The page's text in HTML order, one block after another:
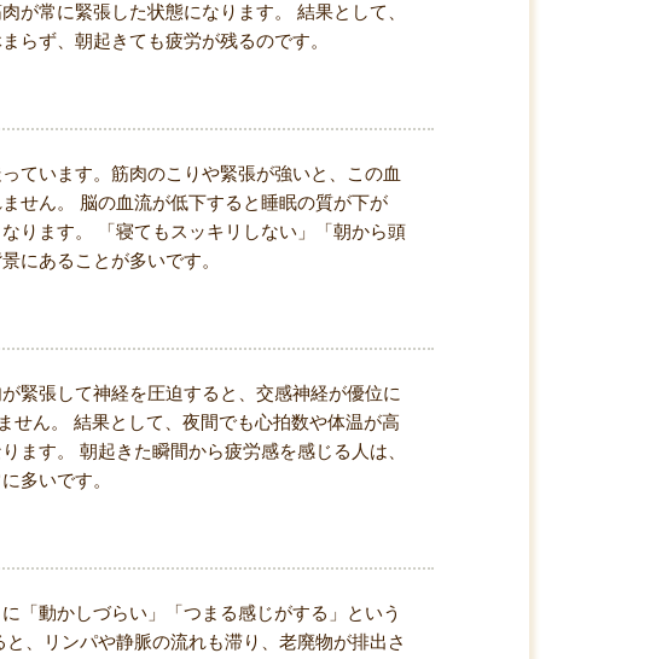
が常に緊張した状態になります。 結果として、
らず、朝起きても疲労が残るのです。
ています。筋肉のこりや緊張が強いと、この血
せん。 脳の血流が低下すると睡眠の質が下が
ります。 「寝てもスッキリしない」「朝から頭
にあることが多いです。
緊張して神経を圧迫すると、交感神経が優位に
せん。 結果として、夜間でも心拍数や体温が高
ます。 朝起きた瞬間から疲労感を感じる人は、
多いです。
「動かしづらい」「つまる感じがする」という
、リンパや静脈の流れも滞り、老廃物が排出さ